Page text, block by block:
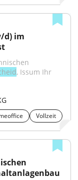
d) im
, Issum Ihr
Vollzeit